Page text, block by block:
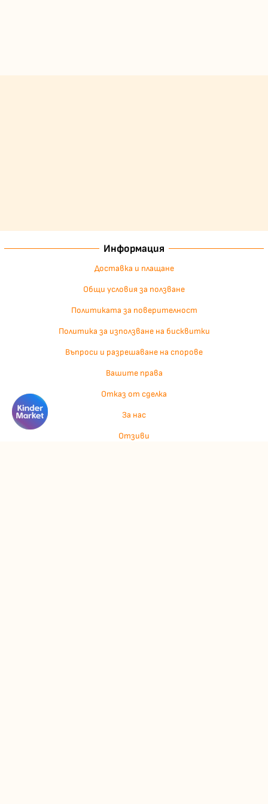
Информация
Доставка и плащане
Общи условия за ползване
Политиката за поверителност
Политика за използване на бисквитки
Въпроси и разрешаване на спорове
Вашите права
Отказ от сделка
За нас
Отзиви